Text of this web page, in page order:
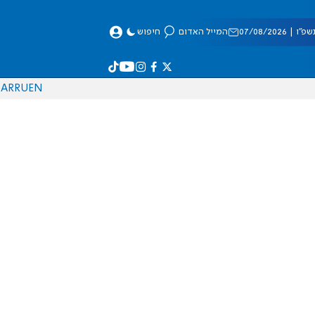
08/2026 המייל האדום חיפוש
EN
RU
AR